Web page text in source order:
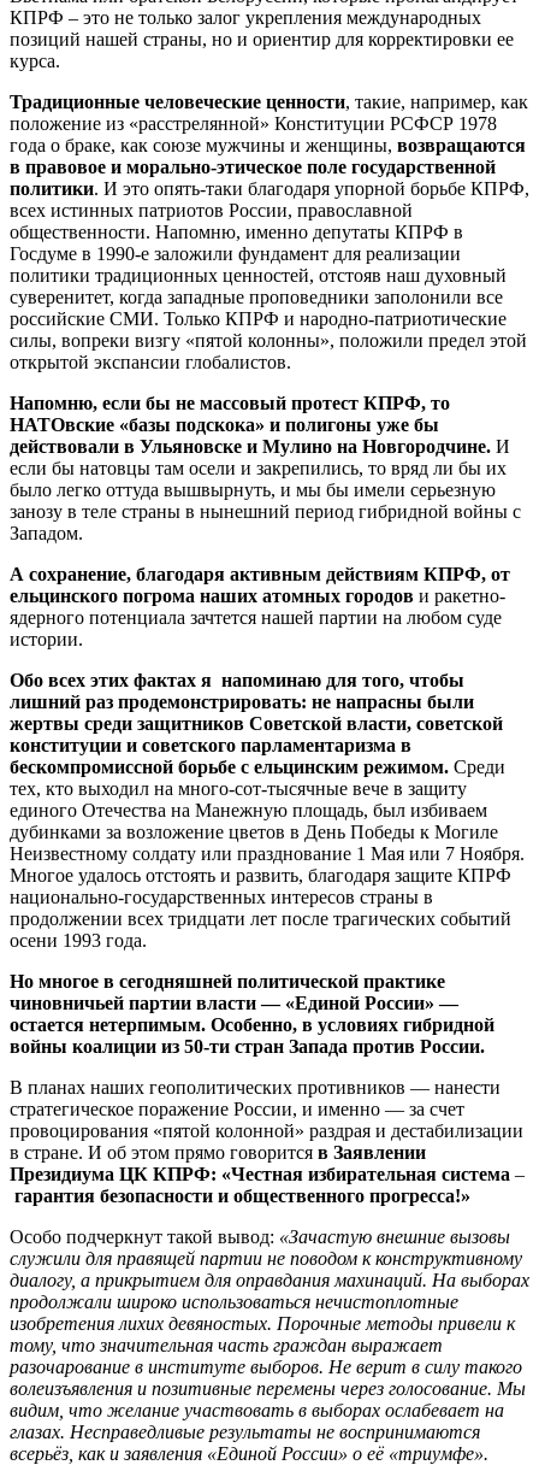
КПРФ – это не только залог укрепления международных
позиций нашей страны, но и ориентир для корректировки ее
курса.
Традиционные человеческие ценности, такие, например, как
положение из «расстрелянной» Конституции РСФСР 1978
года о браке, как союзе мужчины и женщины, возвращаются
в правовое и морально-этическое поле государственной
политики. И это опять-таки благодаря упорной борьбе КПРФ,
всех истинных патриотов России, православной
общественности. Напомню, именно депутаты КПРФ в
Госдуме в 1990-е заложили фундамент для реализации
политики традиционных ценностей, отстояв наш духовный
суверенитет, когда западные проповедники заполонили все
российские СМИ. Только КПРФ и народно-патриотические
силы, вопреки визгу «пятой колонны», положили предел этой
открытой экспансии глобалистов.
Напомню, если бы не массовый протест КПРФ, то
НАТОвские «базы подскока» и полигоны уже бы
действовали в Ульяновске и Мулино на Новгородчине. И
если бы натовцы там осели и закрепились, то вряд ли бы их
было легко оттуда вышвырнуть, и мы бы имели серьезную
занозу в теле страны в нынешний период гибридной войны с
Западом.
А сохранение, благодаря активным действиям КПРФ, от
ельцинского погрома наших атомных городов и ракетно-
ядерного потенциала зачтется нашей партии на любом суде
истории.
Обо всех этих фактах я напоминаю для того, чтобы
лишний раз продемонстрировать: не напрасны были
жертвы среди защитников Советской власти, советской
конституции и советского парламентаризма в
бескомпромиссной борьбе с ельцинским режимом. Среди
тех, кто выходил на много-сот-тысячные вече в защиту
единого Отечества на Манежную площадь, был избиваем
дубинками за возложение цветов в День Победы к Могиле
Неизвестному солдату или празднование 1 Мая или 7 Ноября.
Многое удалось отстоять и развить, благодаря защите КПРФ
национально-государственных интересов страны в
продолжении всех тридцати лет после трагических событий
осени 1993 года.
Но многое в сегодняшней политической практике
чиновничьей партии власти — «Единой России» —
остается нетерпимым. Особенно, в условиях гибридной
войны коалиции из 50-ти стран Запада против России.
В планах наших геополитических противников — нанести
стратегическое поражение России, и именно — за счет
провоцирования «пятой колонной» раздрая и дестабилизации
в стране. И об этом прямо говорится в Заявлении
Президиума ЦК КПРФ: «Честная избирательная система –
гарантия безопасности и общественного прогресса!»
Особо подчеркнут такой вывод: «Зачастую внешние вызовы
служили для правящей партии не поводом к конструктивному
диалогу, а прикрытием для оправдания махинаций. На выборах
продолжали широко использоваться нечистоплотные
изобретения лихих девяностых. Порочные методы привели к
тому, что значительная часть граждан выражает
разочарование в институте выборов. Не верит в силу такого
волеизъявления и позитивные перемены через голосование. Мы
видим, что желание участвовать в выборах ослабевает на
глазах. Несправедливые результаты не воспринимаются
всерьёз, как и заявления «Единой России» о её «триумфе».